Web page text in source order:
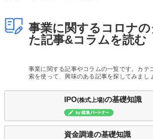
契約書ひな型を探す
専門家に電話する
無料で株価を算定
資本政策を無料でお試し
事業に関するコロナ
た記事&コラムを読む
事業に関する記事やコラムの一覧です。カテ
索を使って、興味のある記事を探してみまし
IPO(株式上場)の基礎知識
資金調達の基礎知識